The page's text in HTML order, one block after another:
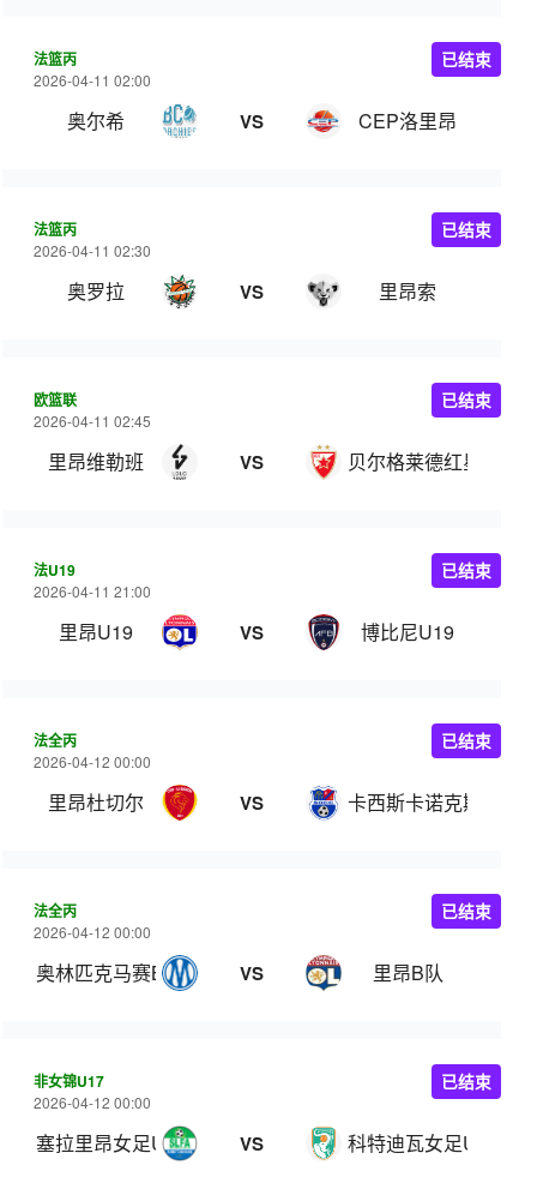
法篮丙
2026-04-11 02:00
奥尔希 VS CEP洛里昂
已结束
法篮丙
2026-04-11 02:30
奥罗拉 VS 里昂索
已结束
欧篮联
2026-04-11 02:45
里昂维勒班 VS 贝尔格莱德红星
已结束
法U19
2026-04-11 21:00
里昂U19 VS 博比尼U19
已结束
法全丙
2026-04-12 00:00
里昂杜切尔 VS 卡西斯卡诺克斯
已结束
法全丙
2026-04-12 00:00
奥林匹克马赛B队 VS 里昂B队
已结束
非女锦U17
2026-04-12 00:00
塞拉里昂女足U17 VS 科特迪瓦女足U17
已结束